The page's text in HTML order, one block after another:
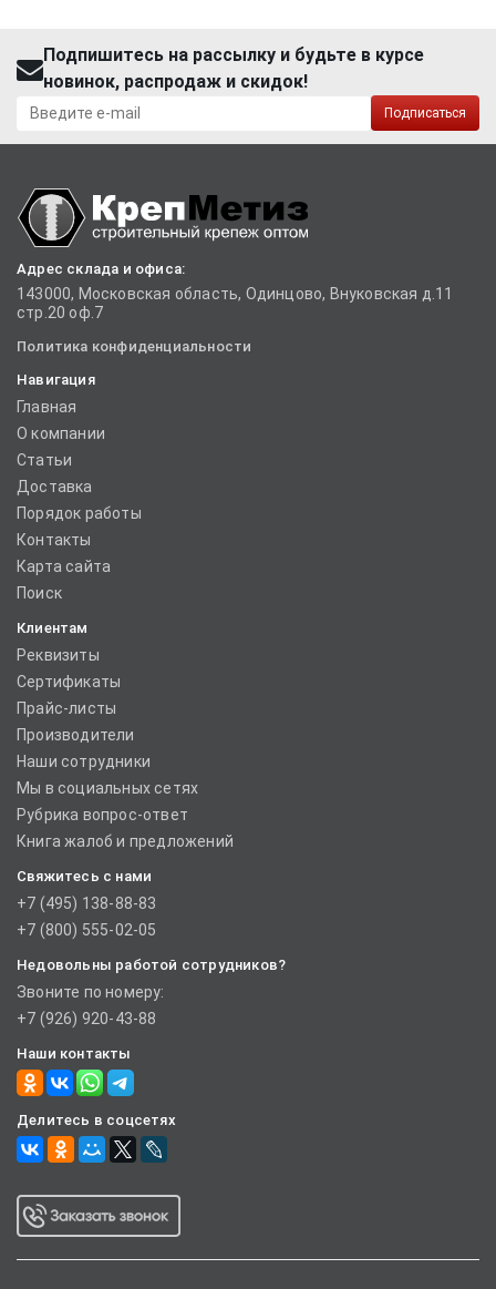
Подпишитесь на рассылку и будьте в курсе
новинок, распродаж и скидок!
Подписаться
Адрес склада и офиса:
143000, Московская область, Одинцово, Внуковская д.11
стр.20 оф.7
Политика конфиденциальности
Навигация
Главная
О компании
Статьи
Доставка
Порядок работы
Контакты
Карта сайта
Поиск
Клиентам
Реквизиты
Сертификаты
Прайс-листы
Производители
Наши сотрудники
Мы в социальных сетях
Рубрика вопрос-ответ
Книга жалоб и предложений
Свяжитесь с нами
+7 (495) 138-88-83
+7 (800) 555-02-05
Недовольны работой сотрудников?
Звоните по номеру:
+7 (926) 920-43-88
Наши контакты
Делитесь в соцсетях